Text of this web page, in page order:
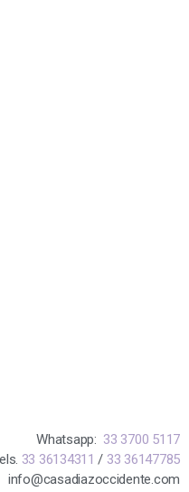
Whatsapp: 33 3700 5117
33 36134311 / 33 36147785
info@casadiazoccidente.com